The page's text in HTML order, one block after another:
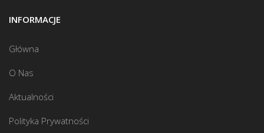
INFORMACJE
Główna
O Nas
Aktualności
Polityka Prywatności